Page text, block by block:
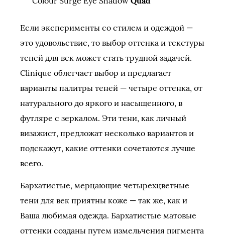
Если эксперименты со стилем и одеждой —
это удовольствие, то выбор оттенка и текстуры
теней для век может стать трудной задачей.
Clinique облегчает выбор и предлагает
варианты палитры теней — четыре оттенка, от
натурального до яркого и насыщенного, в
футляре с зеркалом. Эти тени, как личный
визажист, предложат несколько вариантов и
подскажут, какие оттенки сочетаются лучше
всего.
Бархатистые, мерцающие четырехцветные
тени для век приятны коже — так же, как и
Ваша любимая одежда. Бархатистые матовые
оттенки созданы путем измельчения пигмента